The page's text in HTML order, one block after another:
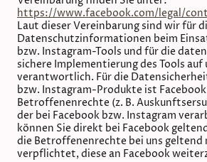
https://www.facebook.com/legal/
Laut dieser Vereinbarung sind wir für
Datenschutzinformationen beim
bzw. Instagram-Tools und für die
sichere Implementierung des Tools
verantwortlich. Für die
bzw. Instagram-Produkte ist
Betroffenenrechte (z. B.
der bei Facebook bzw. Instagram
können Sie direkt bei Facebook
die Betroffenenrechte bei uns geltend
verpflichtet, diese an Facebook